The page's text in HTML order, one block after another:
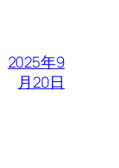
2025年9
月20日